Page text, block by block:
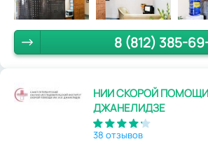
8 (812) 385-
НИИ СКОРОЙ
ДЖАНЕЛИДЗЕ
38 отзывов